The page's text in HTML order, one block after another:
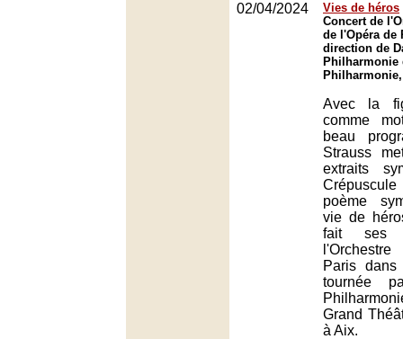
02/04/2024
Vies de héros
Concert de
de l'Opéra de
direction de
Philharmonie
Avec la
comme
beau
Strauss
extraits
poème
vie de
fait ses
Paris
tournée
Grand
à Aix.